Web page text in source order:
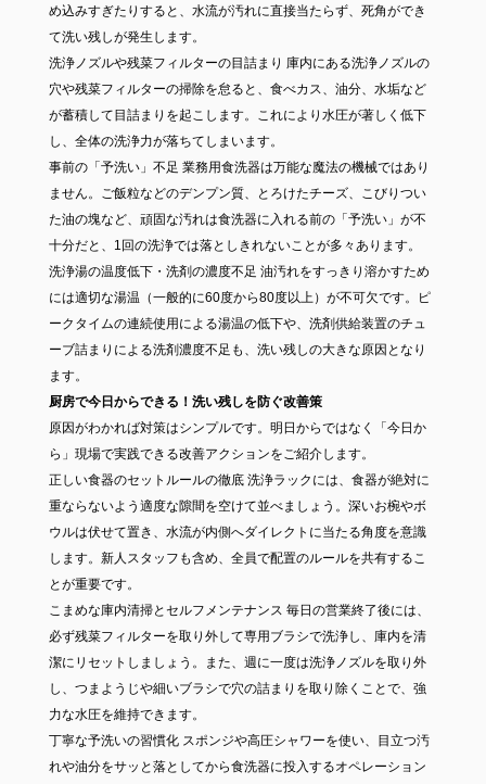
め込みすぎたりすると、水流が汚れに直接当たらず、死角ができ
て洗い残しが発生します。
洗浄ノズルや残菜フィルターの目詰まり 庫内にある洗浄ノズルの
穴や残菜フィルターの掃除を怠ると、食べカス、油分、水垢など
が蓄積して目詰まりを起こします。これにより水圧が著しく低下
し、全体の洗浄力が落ちてしまいます。
事前の「予洗い」不足 業務用食洗器は万能な魔法の機械ではあり
ません。ご飯粒などのデンプン質、とろけたチーズ、こびりつい
た油の塊など、頑固な汚れは食洗器に入れる前の「予洗い」が不
十分だと、1回の洗浄では落としきれないことが多々あります。
洗浄湯の温度低下・洗剤の濃度不足 油汚れをすっきり溶かすため
には適切な湯温（一般的に60度から80度以上）が不可欠です。ピ
ークタイムの連続使用による湯温の低下や、洗剤供給装置のチュ
ーブ詰まりによる洗剤濃度不足も、洗い残しの大きな原因となり
ます。
厨房で今日からできる！洗い残しを防ぐ改善策
原因がわかれば対策はシンプルです。明日からではなく「今日か
ら」現場で実践できる改善アクションをご紹介します。
正しい食器のセットルールの徹底 洗浄ラックには、食器が絶対に
重ならないよう適度な隙間を空けて並べましょう。深いお椀やボ
ウルは伏せて置き、水流が内側へダイレクトに当たる角度を意識
します。新人スタッフも含め、全員で配置のルールを共有するこ
とが重要です。
こまめな庫内清掃とセルフメンテナンス 毎日の営業終了後には、
必ず残菜フィルターを取り外して専用ブラシで洗浄し、庫内を清
潔にリセットしましょう。また、週に一度は洗浄ノズルを取り外
し、つまようじや細いブラシで穴の詰まりを取り除くことで、強
力な水圧を維持できます。
丁寧な予洗いの習慣化 スポンジや高圧シャワーを使い、目立つ汚
れや油分をサッと落としてから食洗器に投入するオペレーション